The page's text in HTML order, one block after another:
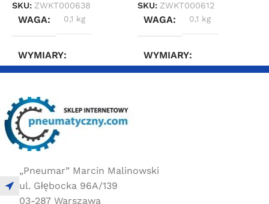
SKU: ZWKT000638
WAGA 0,1 kg
WYMIARY
SKU: ZWKT000612
WAGA 0,1 kg
WYMIARY
„Pneumar” Marcin Malinowski
ul. Głębocka 96A/139
03-287 Warszawa